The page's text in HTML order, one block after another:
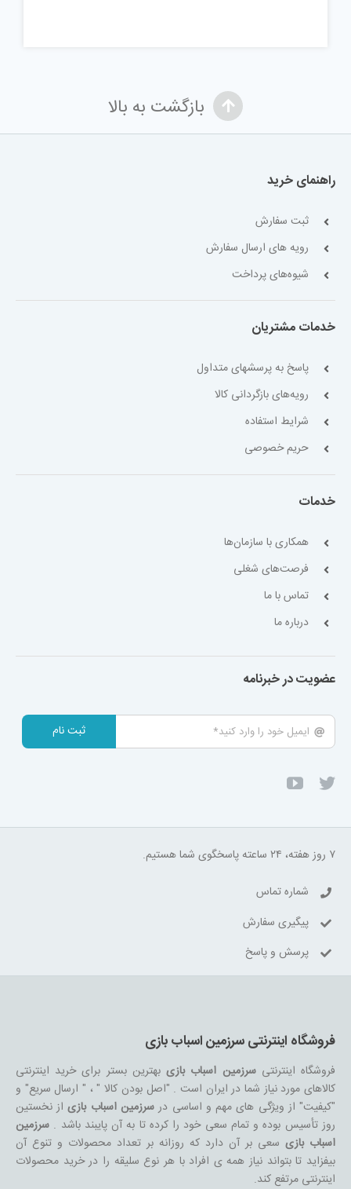
بازگشت به بالا
راهنمای خرید
ثبت سفارش
رویه های ارسال سفارش
شیوه‌های پرداخت
خدمات مشتریان
پاسخ به پرسشهای متداول
رویه‌های بازگردانی کالا
شرایط استفاده
حریم خصوصی
خدمات
همکاری با سازمان‌ها
فرصت‌های شغلی
تماس با ما
درباره ما
عضویت در خبرنامه
ثبت نام
۷ روز هفته، ۲۴ ساعته پاسخگوی شما هستیم.
شماره تماس
پیگیری سفارش
پرسش و پاسخ
فروشگاه اینترنتی سرزمین اسباب بازی
فروشگاه اینترنتیسرزمین اسباب بازیبهترین بستر برای خرید اینترنتی
کالاهای مورد نیاز شما در ایران است . "اصل بودن کالا " ، " ارسال سریع" و
"کیفیت" از ویژگی های مهم و اساسی در سرزمین اسباب بازیاز نخستین
روز تأسیس بوده و تمام سعی خود را کرده تا به آن پایبند باشد .سرزمین
اسباب بازیسعی بر آن دارد که روزانه بر تعداد محصولات و تنوع آن
بیفزاید تا بتواند نیاز همه ی افراد با هر نوع سلیقه را در خرید محصولات
اینترنتی مرتفع کند.